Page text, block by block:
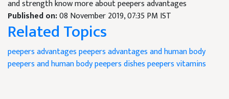
and strength know more about peepers advantages
Published on:08 November 2019, 07:35 PM IST
Related Topics
peepers advantagespeepers advantages and human body
peepers and human bodypeepers dishespeepers vitamins